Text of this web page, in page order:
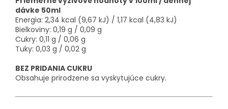
dávke 50ml
Energia: 2,34 kcal (9,67 kJ) / 1,17 kcal (4,83 kJ)
Bielkoviny: 0,19 g / 0,09 g
Cukry: 0,11 g / 0,06 g
Tuky: 0,03 g / 0,02 g
BEZ PRIDANIA CUKRU
Obsahuje prirodzene sa vyskytujúce cukry.